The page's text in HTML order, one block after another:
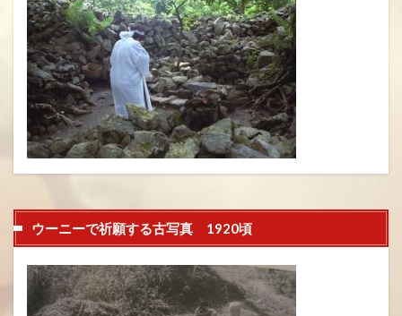
ウーニーで祈願する古写真 1920頃